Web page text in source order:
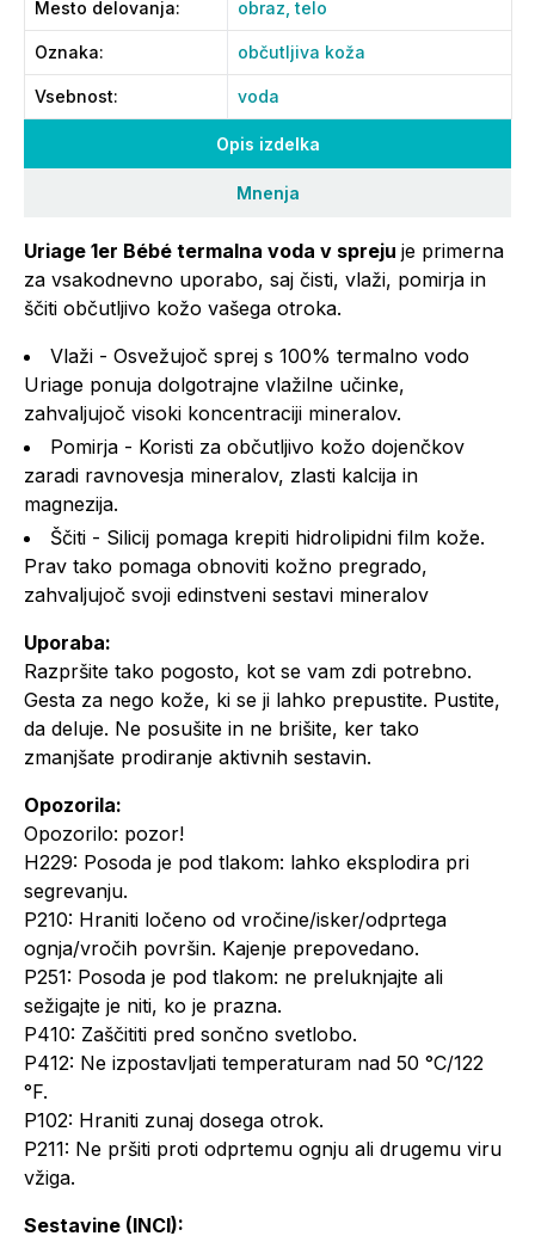
Opis izdelka
Mnenja
Uriage 1er Bébé termalna voda v spreju je primerna
za vsakodnevno uporabo, saj čisti, vlaži, pomirja in
ščiti občutljivo kožo vašega otroka.
Vlaži - Osvežujoč sprej s 100% termalno vodo
Uriage ponuja dolgotrajne vlažilne učinke,
zahvaljujoč visoki koncentraciji mineralov.
Pomirja - Koristi za občutljivo kožo dojenčkov
zaradi ravnovesja mineralov, zlasti kalcija in
magnezija.
Ščiti - Silicij pomaga krepiti hidrolipidni film kože.
Prav tako pomaga obnoviti kožno pregrado,
zahvaljujoč svoji edinstveni sestavi mineralov
Uporaba:
Razpršite tako pogosto, kot se vam zdi potrebno.
Gesta za nego kože, ki se ji lahko prepustite. Pustite,
da deluje. Ne posušite in ne brišite, ker tako
zmanjšate prodiranje aktivnih sestavin.
Opozorila:
Opozorilo: pozor!
H229: Posoda je pod tlakom: lahko eksplodira pri
segrevanju.
P210: Hraniti ločeno od vročine/isker/odprtega
ognja/vročih površin. Kajenje prepovedano.
P251: Posoda je pod tlakom: ne preluknjajte ali
sežigajte je niti, ko je prazna.
P410: Zaščititi pred sončno svetlobo.
P412: Ne izpostavljati temperaturam nad 50 °C/122
°F.
P102: Hraniti zunaj dosega otrok.
P211: Ne pršiti proti odprtemu ognju ali drugemu viru
vžiga.
Sestavine (INCI):
Mesto delovanja: obraz,telo
Oznaka: občutljiva koža
Vsebnost: voda